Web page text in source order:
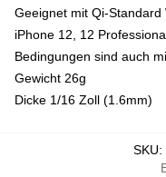
Geeignet mit Qi-Standard
iPhone 12, 12
Bedingungen sind auch
Gewicht 26g
Dicke 1/16 Zoll (1.6mm)
SKU: